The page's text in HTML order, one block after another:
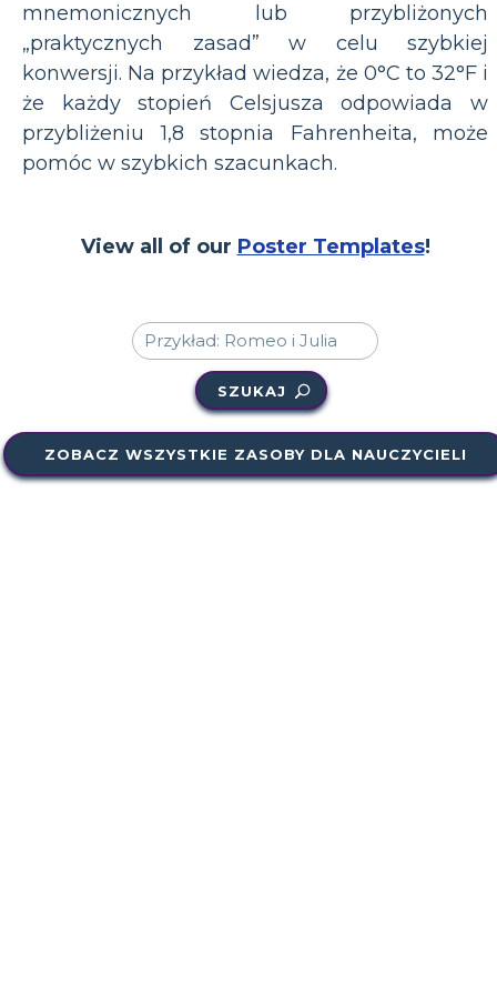
mnemonicznych lub przybliżonych
„praktycznych zasad” w celu szybkiej
konwersji. Na przykład wiedza, że ​​0°C to 32°F i
że każdy stopień Celsjusza odpowiada w
przybliżeniu 1,8 stopnia Fahrenheita, może
pomóc w szybkich szacunkach.
View all of our Poster Templates!
SZUKAJ
ZOBACZ WSZYSTKIE ZASOBY DLA NAUCZYCIELI